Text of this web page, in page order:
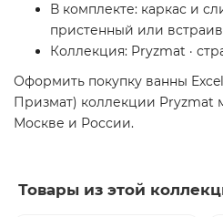
В комплекте: каркас и
пристенный или
Коллекция: Pryzmat ·
Оформить покупку ванны
Призмат) коллекции Pryzmat
Москве и России.
Товары из этой